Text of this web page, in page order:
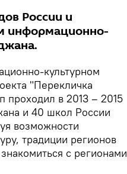
России и
информационно-
культурном
"Перекличка
проходил в 2013 – 2015
и 40 школ России
возможности
традиции регионов
с регионами